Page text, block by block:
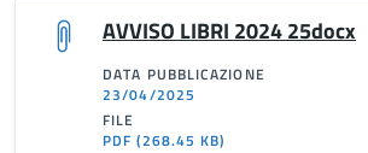
AVVISO LIBRI 2024 25docx
DATA PUBBLICAZIONE
23/04/2025
FILE
PDF(268.45 KB)